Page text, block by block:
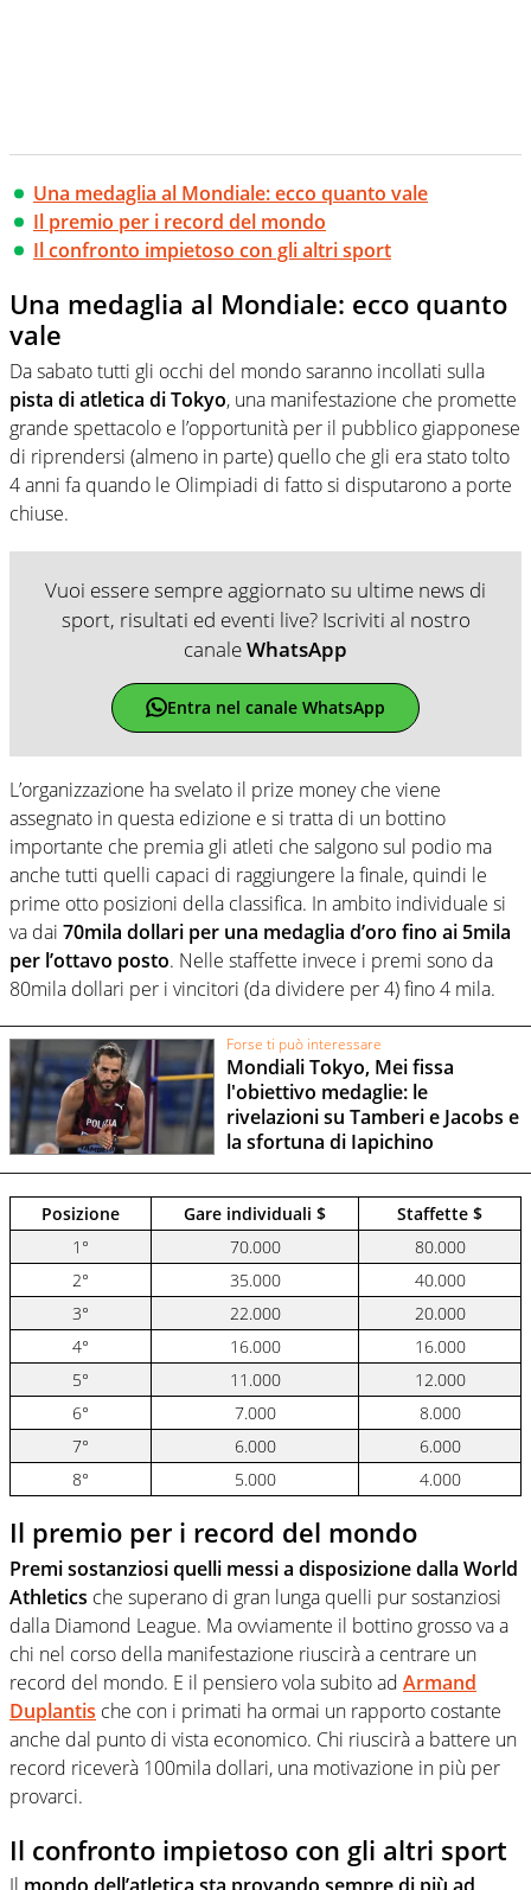
Una medaglia al Mondiale: ecco quanto vale
Il premio per i record del mondo
Il confronto impietoso con gli altri sport
Una medaglia al Mondiale: ecco quanto
vale
Da sabato tutti gli occhi del mondo saranno incollati sulla
pista di atletica di Tokyo, una manifestazione che promette
grande spettacolo e l’opportunità per il pubblico giapponese
di riprendersi (almeno in parte) quello che gli era stato tolto
4 anni fa quando le Olimpiadi di fatto si disputarono a porte
chiuse.
Vuoi essere sempre aggiornato su ultime news di
sport, risultati ed eventi live? Iscriviti al nostro
canaleWhatsApp
Entra nel canale WhatsApp
L’organizzazione ha svelato il prize money che viene
assegnato in questa edizione e si tratta di un bottino
importante che premia gli atleti che salgono sul podio ma
anche tutti quelli capaci di raggiungere la finale, quindi le
prime otto posizioni della classifica. In ambito individuale si
va dai 70mila dollari per una medaglia d’oro fino ai 5mila
per l’ottavo posto. Nelle staffette invece i premi sono da
80mila dollari per i vincitori (da dividere per 4) fino 4 mila.
Forse ti può interessare
Mondiali Tokyo, Mei fissa
l'obiettivo medaglie: le
rivelazioni su Tamberi e Jacobs e
la sfortuna di Iapichino
Posizione Gare individuali $
Staffette $
1°
70.000
80.000
2°
35.000
40.000
3°
22.000
20.000
4°
16.000
16.000
5°
11.000
12.000
6°
7.000
8.000
7°
6.000
6.000
8°
5.000 4.000
Il premio per i record del mondo
Premi sostanziosi quelli messi a disposizione dalla World
Athletics che superano di gran lunga quelli pur sostanziosi
dalla Diamond League. Ma ovviamente il bottino grosso va a
chi nel corso della manifestazione riuscirà a centrare un
record del mondo. E il pensiero vola subito ad Armand
Duplantis che con i primati ha ormai un rapporto costante
anche dal punto di vista economico. Chi riuscirà a battere un
record riceverà 100mila dollari, una motivazione in più per
provarci.
Il confronto impietoso con gli altri sport